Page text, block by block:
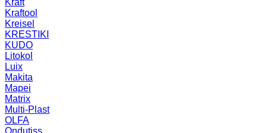
Kraft
Kraftool
Kreisel
KRESTIKI
KUDO
Litokol
Luix
Makita
Mapei
Matrix
Multi-Plast
OLFA
Ondutiss